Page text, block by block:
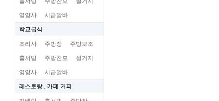
영양사 시급알바
학교급식
조리사 주방장 주방보조
홀서빙 주방찬모 설거지
영양사 시급알바
레스토랑 , 카페 커피